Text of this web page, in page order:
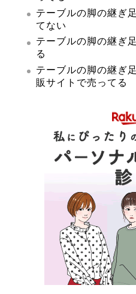
テーブルの脚の継ぎ
てない
テーブルの脚の継ぎ
る
テーブルの脚の継ぎ
販サイトで売ってる